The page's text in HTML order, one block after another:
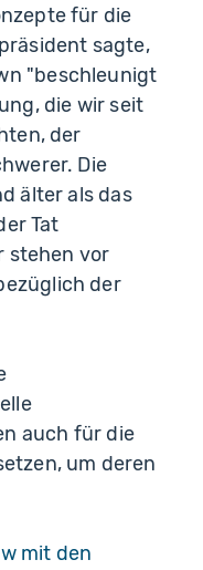
für die
sagte,
"beschleunigt
die wir seit
der
Die
älter als das
Tat
stehen vor
der
auch für die
um deren
mit den